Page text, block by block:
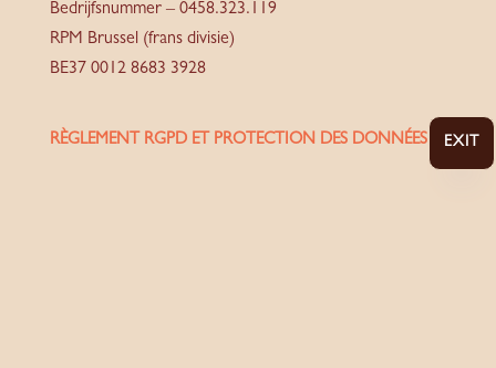
Bedrijfsnummer – 0458.323.119
RPM Brussel (frans divisie)
BE37 0012 8683 3928
RÈGLEMENT RGPD ET PROTECTION DES DONNÉES EXIT